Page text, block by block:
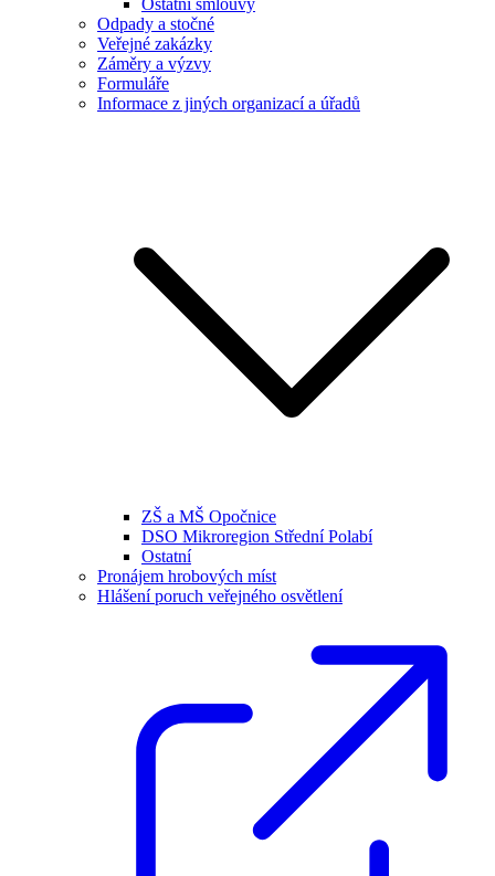
Ostatní smlouvy
Odpady a stočné
Veřejné zakázky
Záměry a výzvy
Formuláře
Informace z jiných organizací a úřadů
ZŠ a MŠ Opočnice
DSO Mikroregion Střední Polabí
Ostatní
Pronájem hrobových míst
Hlášení poruch veřejného osvětlení